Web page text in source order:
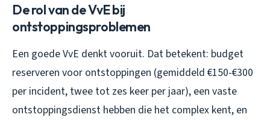
De rol van de VvE bij
ontstoppingsproblemen
Een goede VvE denkt vooruit. Dat betekent: budget
reserveren voor ontstoppingen (gemiddeld €150-€300
per incident, twee tot zes keer per jaar), een vaste
ontstoppingsdienst hebben die het complex kent, en